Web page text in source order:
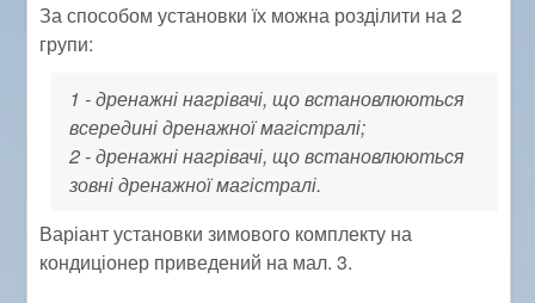
За способом установки їх можна розділити на 2
групи:
1 - дренажні нагрівачі, що встановлюються
всередині дренажної магістралі;
2 - дренажні нагрівачі, що встановлюються
зовні дренажної магістралі.
Варіант установки зимового комплекту на
кондиціонер приведений на мал. 3.